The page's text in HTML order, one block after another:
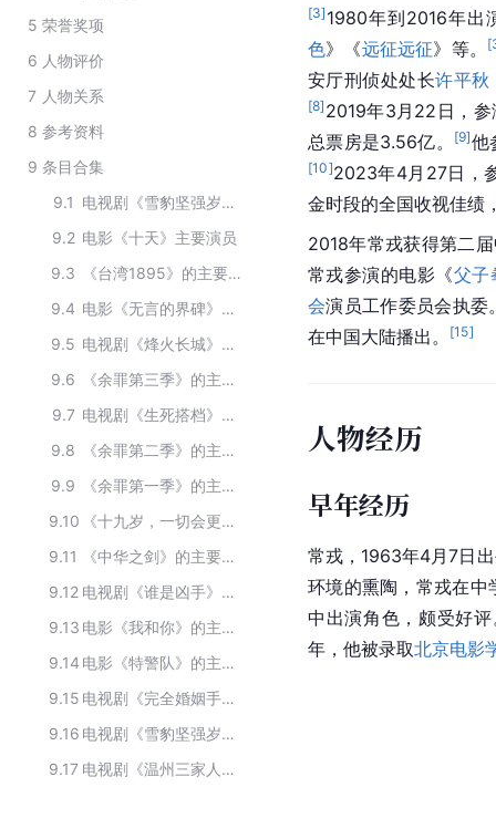
5 荣誉奖项
6 人物评价
7 人物关系
8 参考资料
9 条目合集
9.1
电视剧《雪豹坚强岁月》的主要演员
9.2 电影《十天》主要演员
9.3
《台湾1895》的主要演员
9.4
电影《无言的界碑》的主要演职人员
9.5
电视剧《烽火长城》的主要演员
9.6
《余罪第三季》的主要演员
9.7
电视剧《生死搭档》的主要演员
9.8
《余罪第二季》的主要演员
9.9
《余罪第一季》的主要演员
9.10
《十九岁，一切会更好》的主要演员
9.11
《中华之剑》的主要演员
9.12
电视剧《谁是凶手》主要演员
9.13
电影《我和你》的主要演员
9.14
电影《特警队》的主要演职员
9.15
电视剧《完全婚姻手册》的演员
9.16
电视剧《雪豹坚强岁月》演职员
9.17
电视剧《温州三家人》的主要演员
[3] 1980年到2016年出
色》《远征远征》等。 [
安厅刑侦处处长许平秋
[8] 2019年3月22日，
总票房是3.56亿。
[9]他
[10]2023年4月27日，
金时段的全国收视佳绩
2018年常戎获得第二
常戎参演的电影《父子
会演员工作委员会执委
在中国大陆播出。
[15]
人物经历
早年经历
常戎，1963年4月7日
环境的熏陶，常戎在中
中出演角色，颇受好
年，他被录取北京电影